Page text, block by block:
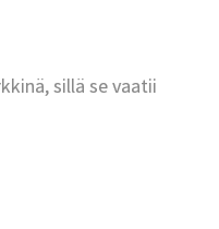
sillä se vaatii